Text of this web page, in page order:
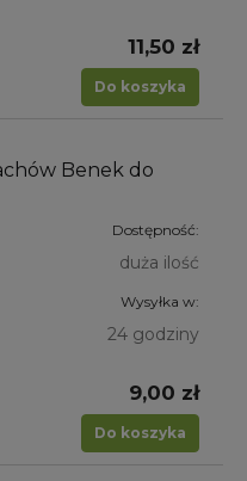
11,50 zł
Do koszyka
Benek do
Dostępność:
duża ilość
Wysyłka w:
24 godziny
9,00 zł
Do koszyka